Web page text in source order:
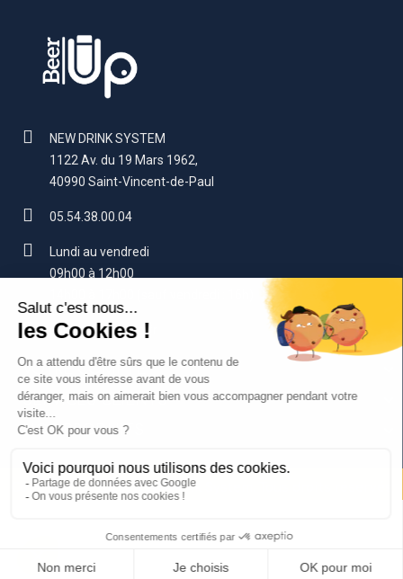
NEW DRINK SYSTEM
1122 Av. du 19 Mars 1962,
40990 Saint-Vincent-de-Paul
05.54.38.00.04
Lundi au vendredi
09h00 à 12h00
contact@beerup.fr
VOTRE COMPTE
SERVICES CLIENTS
NOS PRODUITS
Copyright © 2025, New Drink System. Tous droits réservés